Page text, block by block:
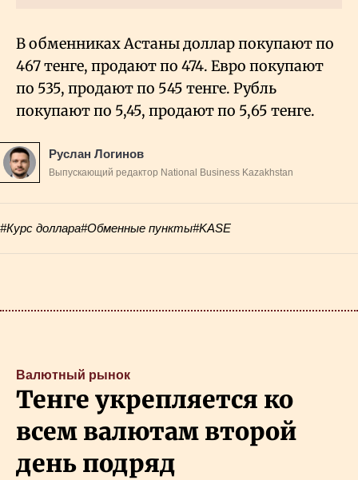
В обменниках Астаны доллар покупают по
467 тенге, продают по 474. Евро покупают
по 535, продают по 545 тенге. Рубль
покупают по 5,45, продают по 5,65 тенге.
Руслан Логинов
Выпускающий редактор National Business Kazakhstan
#Курс доллара#Обменные пункты#KASE
Валютный рынок
Тенге укрепляется ко
всем валютам второй
день подряд